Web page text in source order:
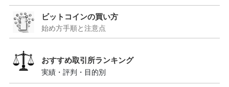
ビットコインの買い方
始め方手順と注意点
おすすめ取引所ランキング
実績・評判・目的別